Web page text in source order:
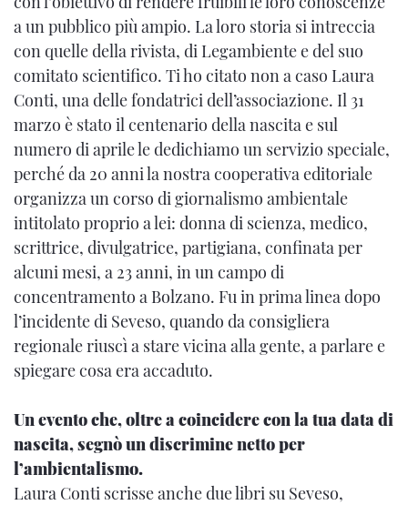
a un pubblico più ampio. La loro storia si intreccia
con quelle della rivista, di Legambiente e del suo
comitato scientifico. Ti ho citato non a caso Laura
Conti, una delle fondatrici dell’associazione. Il 31
marzo è stato il centenario della nascita e sul
numero di aprile le dedichiamo un servizio speciale,
perché da 20 anni la nostra cooperativa editoriale
organizza un corso di giornalismo ambientale
intitolato proprio a lei: donna di scienza, medico,
scrittrice, divulgatrice, partigiana, confinata per
alcuni mesi, a 23 anni, in un campo di
concentramento a Bolzano. Fu in prima linea dopo
l’incidente di Seveso, quando da consigliera
regionale riuscì a stare vicina alla gente, a parlare e
spiegare cosa era accaduto.
Un evento che, oltre a coincidere con la tua data di
nascita, segnò un discrimine netto per
l’ambientalismo.
Laura Conti scrisse anche due libri su Seveso,